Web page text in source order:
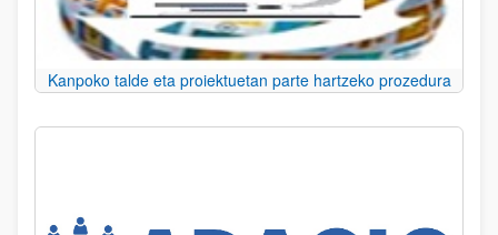
Kanpoko talde eta proiektuetan parte hartzeko prozedura